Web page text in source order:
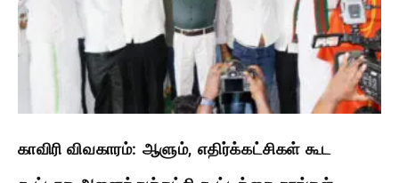
காவிரி விவகாரம்: ஆளும், எதிர்க்கட்சிகள் கூட